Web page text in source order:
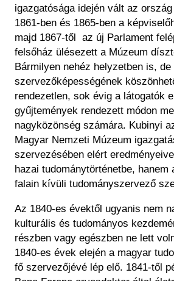
igazgatósága idején vált az
1861-ben és 1865-ben a
majd 1867-től az új Parlament
felsőház ülésezett a Múzeum
Bármilyen nehéz helyzetben is, de
szervezőképességének
rendezetlen, sok évig a látogatók
gyűjtemények rendezett módon
nagyközönség számára. Kubinyi
Magyar Nemzeti Múzeum
szervezésében elért
hazai tudománytörténetbe, hanem
falain kívüli tudományszervező
Az 1840-es évektől ugyanis nem
kulturális és tudományos
részben vagy egészben ne lett
1840-es évek elején a magyar
fő szervezőjévé lép elő. 1841-től